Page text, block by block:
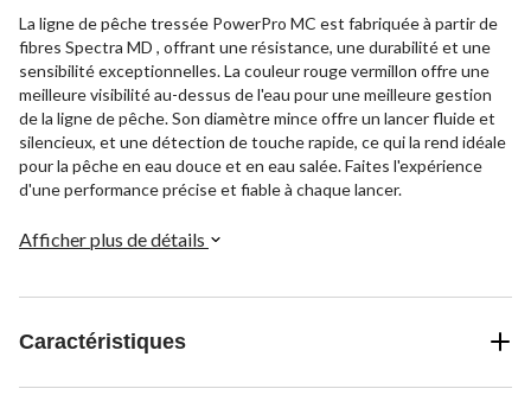
La ligne de pêche tressée PowerPro MC est fabriquée à partir de
fibres Spectra MD , offrant une résistance, une durabilité et une
sensibilité exceptionnelles. La couleur rouge vermillon offre une
meilleure visibilité au-dessus de l'eau pour une meilleure gestion
de la ligne de pêche. Son diamètre mince offre un lancer fluide et
silencieux, et une détection de touche rapide, ce qui la rend idéale
pour la pêche en eau douce et en eau salée. Faites l'expérience
d'une performance précise et fiable à chaque lancer.
Afficher plus de détails
Caractéristiques